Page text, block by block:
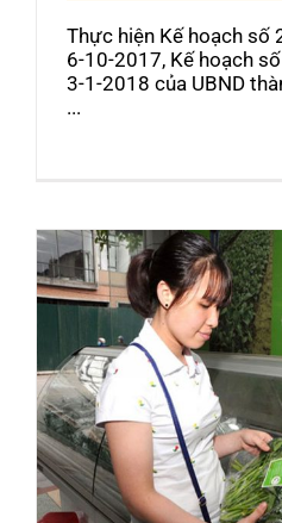
Thực hiện Kế hoạch số
6-10-2017, Kế hoạch
3-1-2018 của UBND
...
13 doanh nghiệp, hợp
rau củ quả đã áp
chống